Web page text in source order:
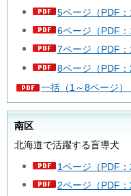
5ページ（PDF：
6ページ（PDF：
7ページ（PDF：
8ページ（PDF：
一括（1～8ページ）
南区
北海道で活躍する盲導犬
1ページ（PDF：
2ページ（PDF：